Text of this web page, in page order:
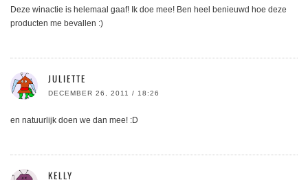
Deze winactie is helemaal gaaf! Ik doe mee! Ben heel benieuwd hoe deze
producten me bevallen :)
JULIETTE
DECEMBER 26, 2011 / 18:26
en natuurlijk doen we dan mee! :D
KELLY